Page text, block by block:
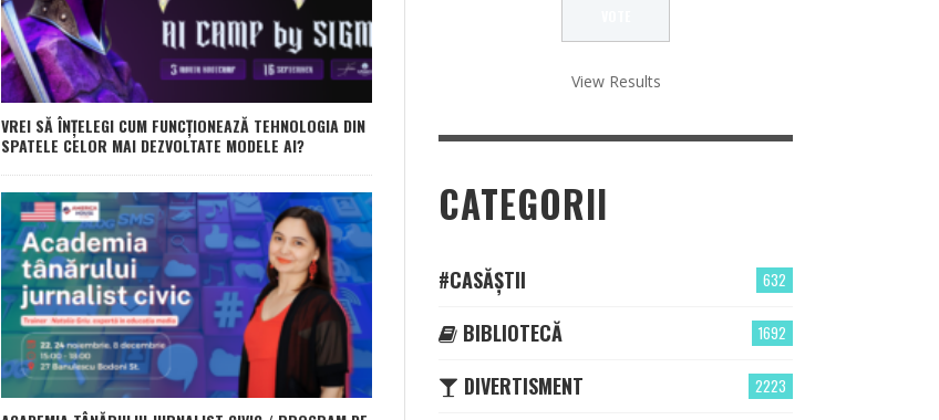
VREI SĂ ÎNȚELEGI CUM FUNCȚIONEAZĂ TEHNOLOGIA DIN
SPATELE CELOR MAI DEZVOLTATE MODELE AI?
View Results
CATEGORII
632
#CASĂȘTII
1692
BIBLIOTECĂ
2223
DIVERTISMENT